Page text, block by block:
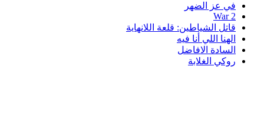
في عز الضهر
War 2
قاتل الشياطين: قلعة اللانهاية
الهنا اللي أنا فيه
السادة الافاضل
روكي الغلابة